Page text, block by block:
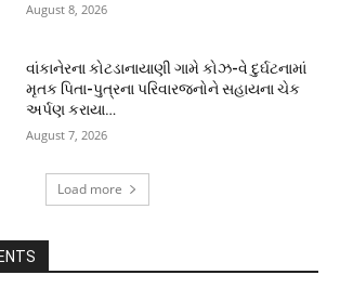
August 8, 2026
વાંકાનેરના કોટડાનાયાણી ગામે કોઝ-વે દુર્ઘટનામાં
મૃતક પિતા-પુત્રના પરિવારજનોને સહાયના ચેક
અર્પણ કરાયા…
August 7, 2026
Load more